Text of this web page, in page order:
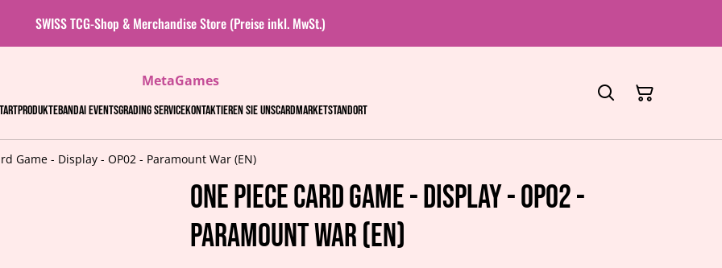
SWISS TCG-Shop & Merchandise Store (Preise inkl. MwSt.)
MetaGames
ProdukteBandai eventsGrading ServiceKontaktieren Sie unsCardmarketStandort
Game - Display - OP02 - Paramount War (EN)
One Piece Card Game - Display - OP02 -
Paramount War (EN)